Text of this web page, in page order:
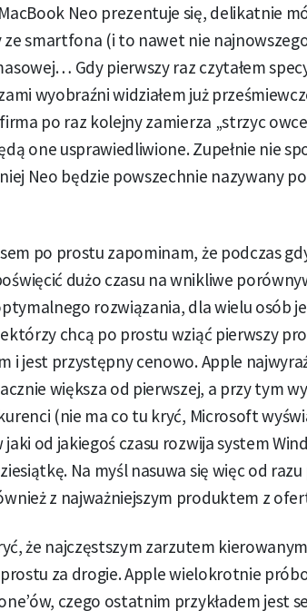
Neo prezentuje się, delikatnie
smartfona (i to nawet nie
Gdy pierwszy raz czytałem
wyobraźni widziałem już
po raz kolejny zamierza „strzyc
one usprawiedliwione. Zupełnie nie
Neo będzie powszechnie nazywany
po prostu zapominam, że podczas
dużo czasu na wnikliwe
rozwiązania, dla wielu osób
chcą po prostu wziąć pierwszy
i jest przystępny cenowo. Apple
większa od pierwszej, a przy tym
(nie ma co tu kryć, Microsoft
od jakiegoś czasu rozwija system
Na myśl nasuwa się więc od
z najważniejszym produktem z
że najczęstszym zarzutem
za drogie. Apple wielokrotnie
czego ostatnim przykładem jest